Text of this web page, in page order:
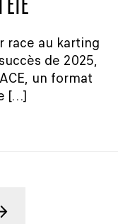
ÉTÉ
race au karting
de 2025,
un format
[…]